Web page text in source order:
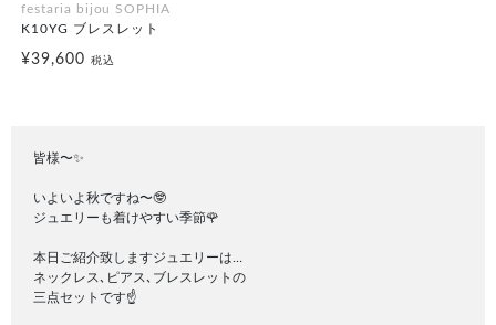
festaria bijou SOPHIA
K10YG ブレスレット
¥39,600 税込
皆様〜✨
いよいよ秋ですね〜🤓
ジュエリーも着けやすい季節🌹
本日ご紹介致しますジュエリーは…
ネックレス､ピアス､ブレスレットの
三点セットです☝️